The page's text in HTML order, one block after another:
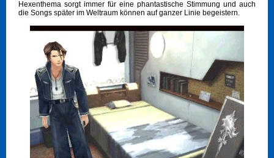
Hexenthema sorgt immer für eine phantastische Stimmung und auch
die Songs später im Weltraum können auf ganzer Linie begeistern.